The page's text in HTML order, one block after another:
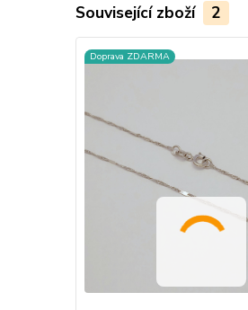
Související zboží 2
Doprava ZDARMA